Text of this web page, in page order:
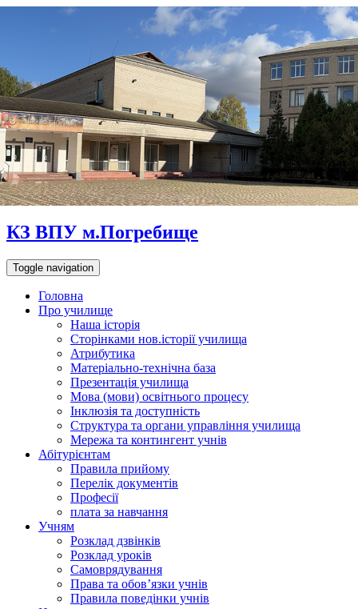
КЗ ВПУ м.Погребище
Toggle navigation
Головна
Про училище
Наша історія
Сторінками нов.історії училища
Атрибутика
Матеріально-технічна база
Презентація училища
Мова (мови) освітнього процесу
Інклюзія та доступність
Структура та органи управління училища
Мережа та контингент учнів
Абітурієнтам
Правила прийому
Перелік документів
Професії
плата за навчання
Учням
Розклад дзвінків
Розклад уроків
Самоврядування
Права та обов’язки учнів
Правила поведінки учнів